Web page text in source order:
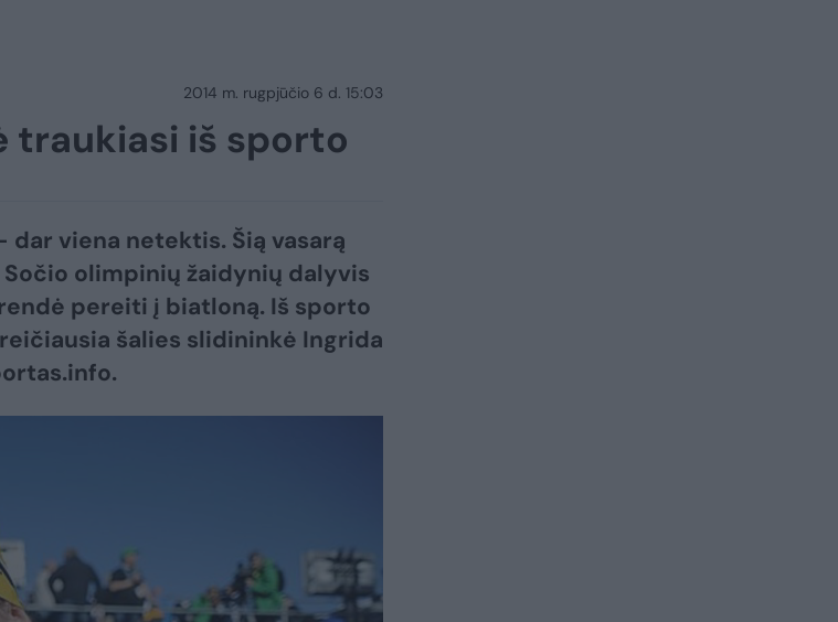
2014 m. rugpjūčio 6 d. 15:03
traukiasi iš sporto
viena netektis. Šią vasarą
olimpinių žaidynių dalyvis
pereiti į biatloną. Iš sporto
šalies slidininkė Ingrida